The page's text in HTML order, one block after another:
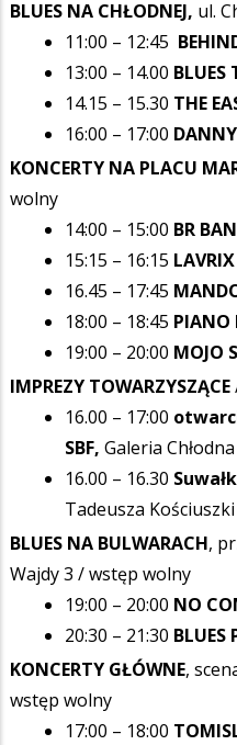
BLUES NA CHŁODNEJ, ul.
11:00 – 12:45
13:00 – 14.00 BLUES
14.15 – 15.30 THE
16:00 – 17:00
KONCERTY NA PLACU
wolny
14:00 – 15:00 BR
15:15 – 16:15
16.45 – 17:45
18:00 – 18:45 PIANO
19:00 – 20:00 MOJO
IMPREZY TOWARZYSZĄCE
16.00 – 17:00
SBF, Galeria
16.00 – 16.30
Tadeusza
BLUES NA BULWARACH,
Wajdy 3 / wstęp wolny
19:00 – 20:00 NO
20:30 – 21:30 BLUES
KONCERTY GŁÓWNE,
wstęp wolny
17:00 – 18:00